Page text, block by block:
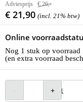
Adviesprijs € 26,-
€ 21,90 (incl. 21% btw)
Online
Nog 1 stuk op voorraad
(en extra voorraad